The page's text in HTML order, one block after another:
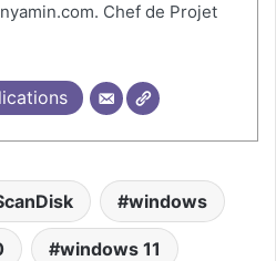
Chef de Projet
windows
windows 11